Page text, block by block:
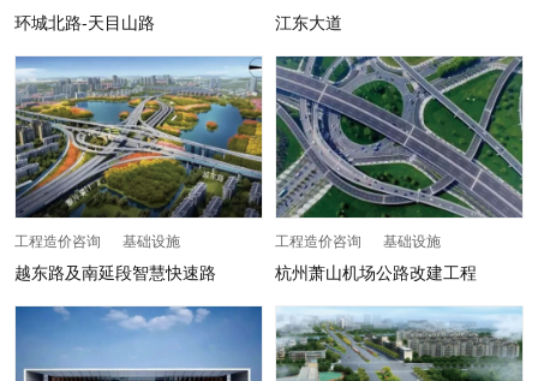
环城北路-天目山路 江东大道
工程造价咨询 基础设施
越东路及南延段智慧快速路
工程造价咨询 基础设施
杭州萧山机场公路改建工程